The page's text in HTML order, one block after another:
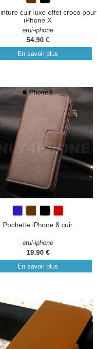
cuir luxe effet croco pour
iPhone X
etui-iphone
54.90 €
En savoir plus
Pochette iPhone 8 cuir
etui-iphone
19.90 €
En savoir plus